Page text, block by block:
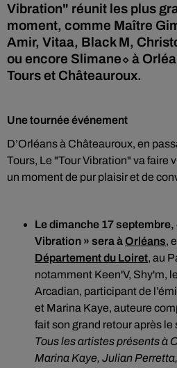
Vibration" réunit les plus
moment, comme Maître
Amir, Vitaa, Black M,
ou encore Slimane⬦ à
Tours et Châteauroux.
Une tournée événement
D’Orléans à Châteauroux, en
Tours, Le "Tour Vibration" va faire
un moment de pur plaisir et de
Le dimanche 17 septembre,
Vibration » sera àOrléans,
Département du Loiret, au
notamment Keen'V, Shy'm,
Arcadian, participant de
et Marina Kaye, auteure
fait son grand retour après
Tous les artistes présents à
Marina Kaye, Julian